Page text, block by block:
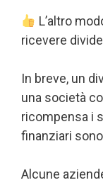
L’altro
ricevere
In breve, un
una società
ricompensa i
finanziari
Alcune